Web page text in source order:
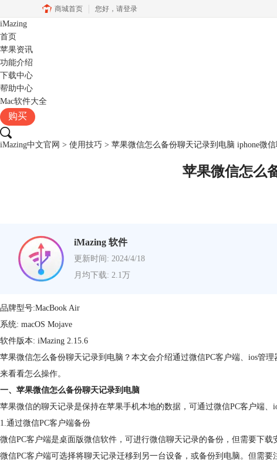
商城首页 您好， 请登录
iMazing
首页
苹果资讯
功能介绍
下载中心
帮助中心
Mac软件大全
购买
iMazing中文官网 > 使用技巧 > 苹果微信怎么备份聊天记录到电脑 iphone微
苹果微信怎么
iMazing 软件
更新时间: 2024/4/18
月均下载: 2.1万
品牌型号:MacBook Air
系统: macOS Mojave
软件版本: iMazing 2.15.6
苹果微信怎么备份聊天记录到电脑？本文会介绍通过微信PC客户端、ios管
来看看怎么操作。
一、苹果微信怎么备份聊天记录到电脑
苹果微信的聊天记录是保持在苹果手机本地的数据，可通过微信PC客户端、
1.通过微信PC客户端备份
微信PC客户端是桌面版微信软件，可进行微信聊天记录的备份，但需要下
微信PC客户端可选择将聊天记录迁移到另一台设备，或备份到电脑。但需